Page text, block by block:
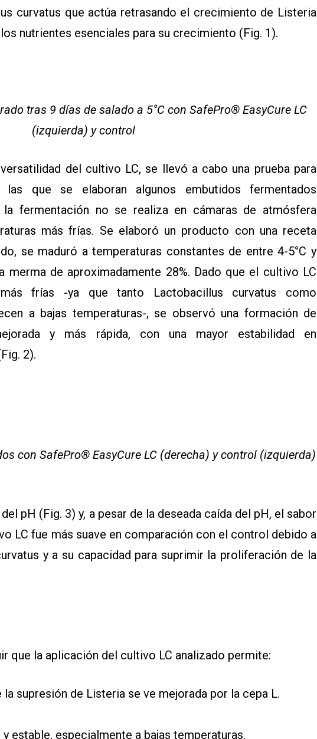
curvatus que actúa retrasando el crecimiento de Listeria
nutrientes esenciales para su crecimiento (Fig. 1).
tras 9 días de salado a 5°C con SafePro® EasyCure LC
(izquierda) y control
del cultivo LC, se llevó a cabo una prueba para
que se elaboran algunos embutidos fermentados
fermentación no se realiza en cámaras de atmósfera
más frías. Se elaboró un producto con una receta
se maduró a temperaturas constantes de entre 4-5°C y
merma de aproximadamente 28%. Dado que el cultivo LC
frías -ya que tanto Lactobacillus curvatus como
a bajas temperaturas-, se observó una formación de
y más rápida, con una mayor estabilidad en
2).
con SafePro® EasyCure LC (derecha) y control (izquierda)
pH (Fig. 3) y, a pesar de la deseada caída del pH, el sabor
LC fue más suave en comparación con el control debido a
y a su capacidad para suprimir la proliferación de la
que la aplicación del cultivo LC analizado permite:
la supresión de Listeria se ve mejorada por la cepa L.
estable, especialmente a bajas temperaturas.